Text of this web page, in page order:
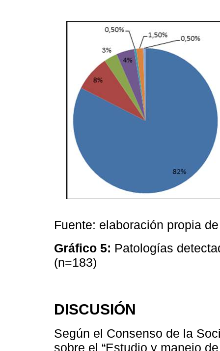
Fuente: elaboración propia
Gráfico 5: Patologías
(n=183)
DISCUSIÓN
Según el Consenso de la
sobre el “Estudio y manejo